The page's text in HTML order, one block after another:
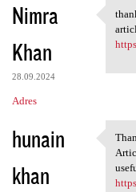
Nimra
Khan
28.09.2024
Adres
hunain
khan